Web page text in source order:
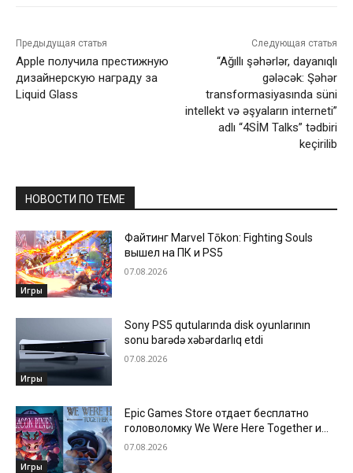
Предыдущая статья
Apple получила престижную
дизайнерскую награду за
Liquid Glass
Следующая статья
“Ağıllı şəhərlər, dayanıqlı
gələcək: Şəhər
transformasiyasında süni
intellekt və əşyaların interneti”
adlı “4SİM Talks” tədbiri
keçirilib
НОВОСТИ ПО ТЕМЕ
Игры
Файтинг Marvel Tōkon: Fighting Souls
вышел на ПК и PS5
07.08.2026
Игры
Sony PS5 qutularında disk oyunlarının
sonu barədə xəbərdarlıq etdi
07.08.2026
Игры
Epic Games Store отдает бесплатно
головоломку We Were Here Together и
новеллу Beacon Pines
07.08.2026